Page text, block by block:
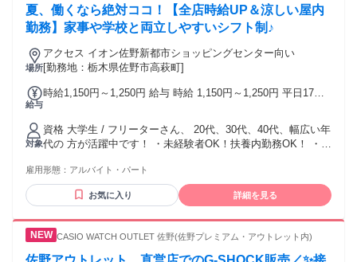
夏、働くなら絶対ココ！【全店時給UP＆涼しい屋内
勤務】家事や学校と両立しやすいシフト制♪
場所
アクセス イオン佐野新都市ショッピングセンター向い
[勤務地：栃木県佐野市高萩町]
給与
時給1,150円～1,250円 給与 時給 1,150円～1,250円 平日17時
以降・日祝 時給 1,250円 (別途交通費規定支給あり)
対象
資格 大学生 / フリーターさん、 20代、30代、40代、幅広い年
代の 方が活躍中です！ ・未経験者OK！扶養内勤務OK！ ・平
の方も是非 ご応募ください！ ※高卒以上 ※POSレジ・パソ
コン・スマートフォン 等の操作業務あり
雇用形態： アルバイト・パート
お気に入り 詳細を見る
CASIO WATCH OUTLET 佐野(佐野プレミアム・アウトレット内)